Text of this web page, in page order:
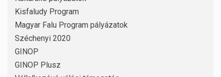
Kisfaludy Program
Magyar Falu Program pályázatok
Széchenyi 2020
GINOP
GINOP Plusz